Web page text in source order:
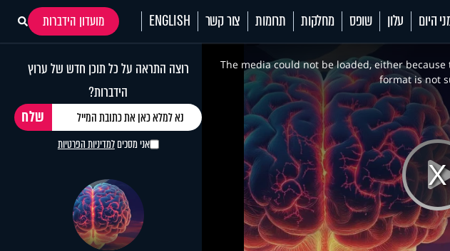
היום עלון שופס מחלקות תרומות צור קשר ENGLISH
מועדון הידברות
This
modalThe media could not be loaded, either
format is not
רוצה התראה על כל תוכן חדש של ערוץ
הידברות?
אני מסכיםלמדיניות הפרטיות